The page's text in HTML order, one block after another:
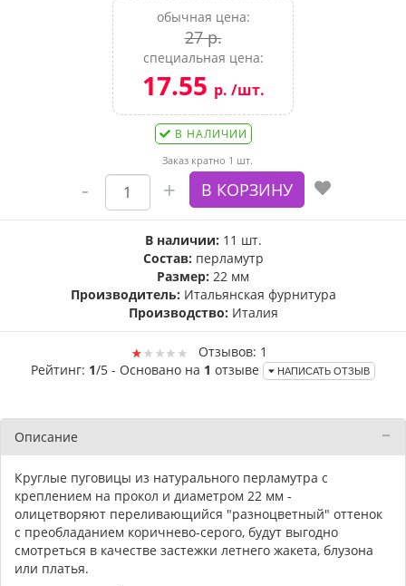
обычная цена:
27 р.
специальная цена:
17.55 р. /шт.
В НАЛИЧИИ
Заказ кратно 1 шт.
В наличии: 11 шт.
Состав: перламутр
Размер: 22 мм
Производитель: Итальянская фурнитура
Производство: Италия
Отзывов: 1
Рейтинг: 1/5 - Основано на 1 отзыве НАПИСАТЬ ОТЗЫВ
Описание
Круглые пуговицы из натурального перламутра с
креплением на прокол и диаметром 22 мм -
олицетворяют переливающийся "разноцветный" оттенок
с преобладанием коричнево-серого, будут выгодно
смотреться в качестве застежки летнего жакета, блузона
или платья.